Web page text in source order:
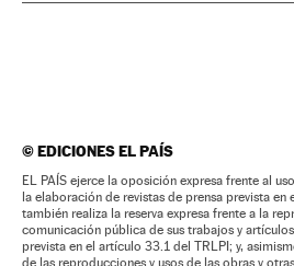
©EDICIONES EL PAÍS
EL PAÍS ejerce la oposición expresa frente al
la elaboración de revistas de prensa prevista en
también realiza la reserva expresa frente a la
comunicación pública de sus trabajos y
prevista en el artículo 33.1 del TRLPI; y,
de las reproducciones y usos de las obras y